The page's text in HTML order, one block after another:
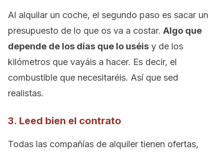
Al alquilar un coche, el segundo paso es sacar un
presupuesto de lo que os va a costar. Algo que
depende de los días que lo uséis y de los
kilómetros que vayáis a hacer. Es decir, el
combustible que necesitaréis. Así que sed
realistas.
3. Leed bien el contrato
Todas las compañías de alquiler tienen ofertas,